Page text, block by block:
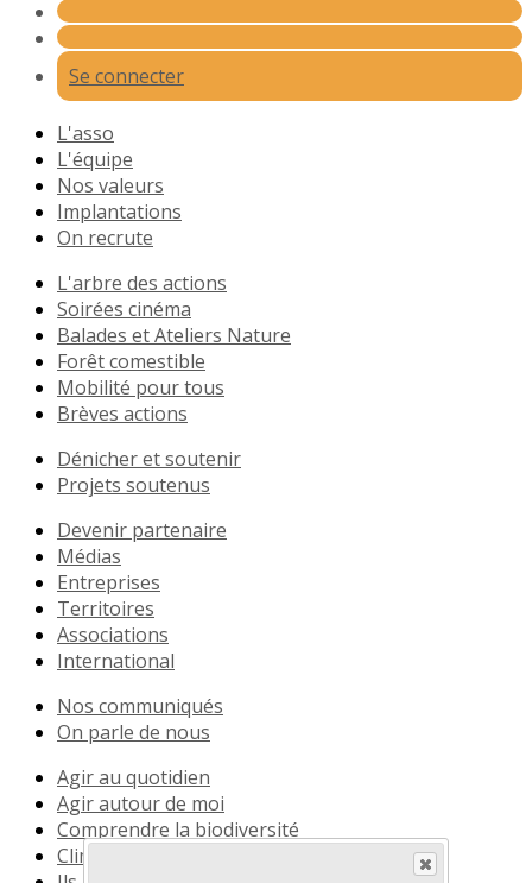
Se connecter
L'asso
L'équipe
Nos valeurs
Implantations
On recrute
L'arbre des actions
Soirées cinéma
Balades et Ateliers Nature
Forêt comestible
Mobilité pour tous
Brèves actions
Dénicher et soutenir
Projets soutenus
Devenir partenaire
Médias
Entreprises
Territoires
Associations
International
Nos communiqués
On parle de nous
Agir au quotidien
Agir autour de moi
Comprendre la biodiversité
Climat